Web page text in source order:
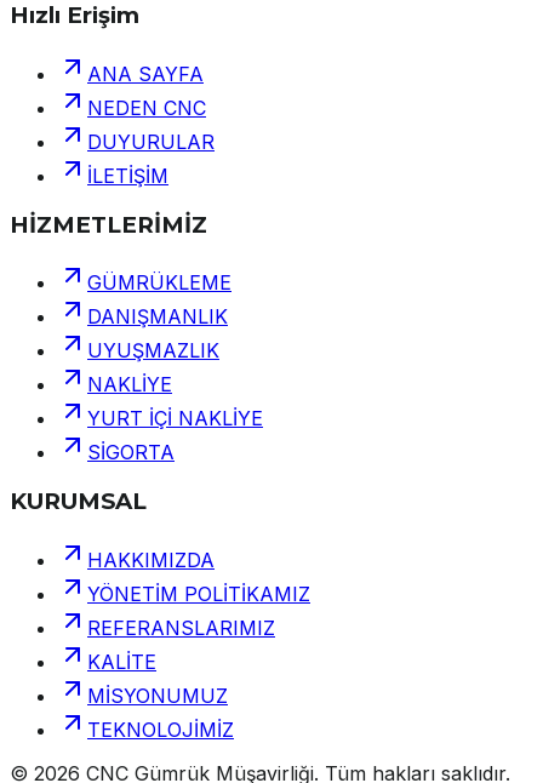
Hızlı Erişim
ANA SAYFA
NEDEN CNC
DUYURULAR
İLETİŞİM
HİZMETLERİMİZ
GÜMRÜKLEME
DANIŞMANLIK
UYUŞMAZLIK
NAKLİYE
YURT İÇİ NAKLİYE
SİGORTA
KURUMSAL
HAKKIMIZDA
YÖNETİM POLİTİKAMIZ
REFERANSLARIMIZ
KALİTE
MİSYONUMUZ
TEKNOLOJİMİZ
© 2026 CNC Gümrük Müşavirliği. Tüm hakları saklıdır.